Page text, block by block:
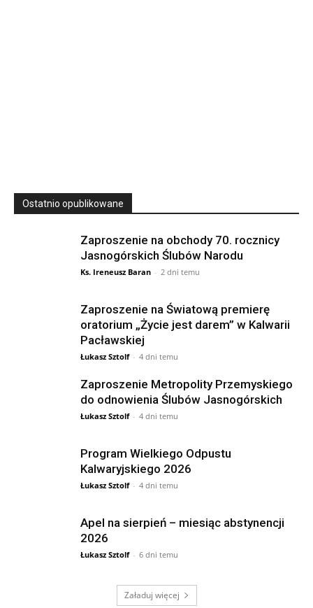
Ostatnio opublikowane
Zaproszenie na obchody 70. rocznicy
Jasnogórskich Ślubów Narodu
Ks. Ireneusz Baran - 2 dni temu
Zaproszenie na Światową premierę
oratorium „Życie jest darem” w Kalwarii
Pacławskiej
Łukasz Sztolf - 4 dni temu
Zaproszenie Metropolity Przemyskiego
do odnowienia Ślubów Jasnogórskich
Łukasz Sztolf - 4 dni temu
Program Wielkiego Odpustu
Kalwaryjskiego 2026
Łukasz Sztolf - 4 dni temu
Apel na sierpień – miesiąc abstynencji
2026
Łukasz Sztolf - 6 dni temu
Załaduj więcej